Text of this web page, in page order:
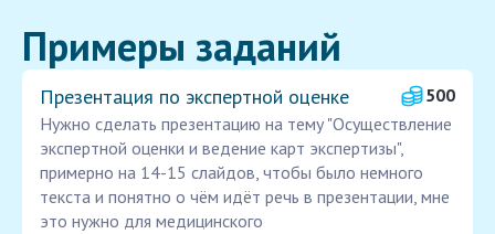
Примеры заданий
Презентация по экспертной оценке
500
Нужно сделать презентацию на тему "Осуществление
экспертной оценки и ведение карт экспертизы",
примерно на 14-15 слайдов, чтобы было немного
текста и понятно о чём идёт речь в презентации, мне
это нужно для медицинского